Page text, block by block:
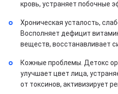
кровь, устраняет побочные
Хроническая усталость,
Восполняет дефицит
веществ, восстанавливает
Кожные проблемы. Детокс
улучшает цвет лица,
от токсинов, активизирует